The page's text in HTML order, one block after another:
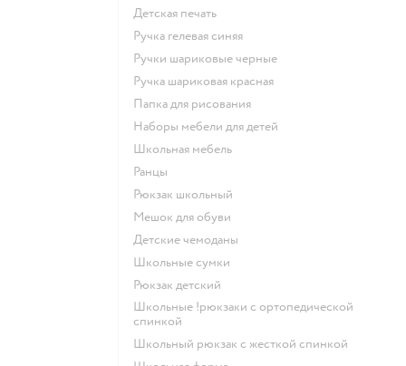
Детская печать
Ручка гелевая синяя
Ручки шариковые черные
Ручка шариковая красная
Папка для рисования
Наборы мебели для детей
Школьная мебель
Ранцы
Рюкзак школьный
Мешок для обуви
Детские чемоданы
Школьные сумки
Рюкзак детский
Школьные !рюкзаки с ортопедической
спинкой
Школьный рюкзак с жесткой спинкой